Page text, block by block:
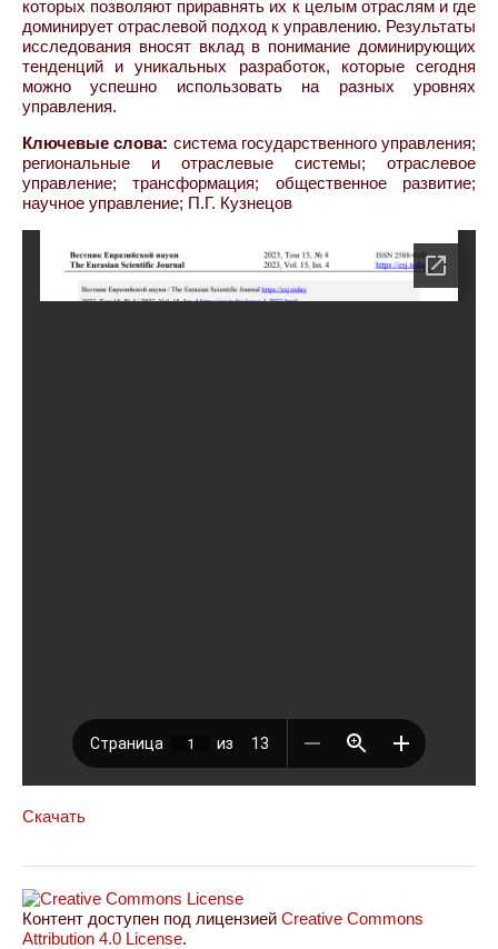
которых позволяют приравнять их к целым отраслям и где
доминирует отраслевой подход к управлению. Результаты
исследования вносят вклад в понимание доминирующих
тенденций и уникальных разработок, которые сегодня
можно успешно использовать на разных уровнях
управления.
Ключевые слова: система государственного управления;
региональные и отраслевые системы; отраслевое
управление; трансформация; общественное развитие;
научное управление; П.Г. Кузнецов
Скачать
Контент доступен под лицензией Creative Commons
Attribution 4.0 License.